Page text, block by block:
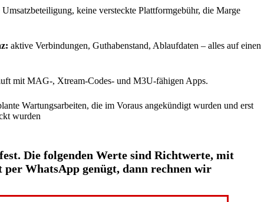
Umsatzbeteiligung, keine versteckte Plattformgebühr, die Marge
aktive Verbindungen, Guthabenstand, Ablaufdaten – alles auf einen
mit MAG-, Xtream-Codes- und M3U-fähigen Apps.
Wartungsarbeiten, die im Voraus angekündigt wurden und erst
wurden
Die folgenden Werte sind Richtwerte, mit
WhatsApp genügt, dann rechnen wir